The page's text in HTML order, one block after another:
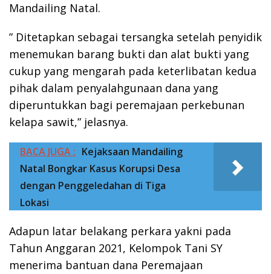
Mandailing Natal.
” Ditetapkan sebagai tersangka setelah penyidik
menemukan barang bukti dan alat bukti yang
cukup yang mengarah pada keterlibatan kedua
pihak dalam penyalahgunaan dana yang
diperuntukkan bagi peremajaan perkebunan
kelapa sawit,” jelasnya.
BACA JUGA : Kejaksaan Mandailing
Natal Bongkar Kasus Korupsi Desa
dengan Penggeledahan di Tiga
Lokasi
Adapun latar belakang perkara yakni pada
Tahun Anggaran 2021, Kelompok Tani SY
menerima bantuan dana Peremajaan